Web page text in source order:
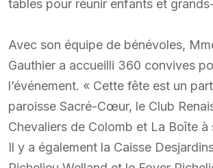
tables pour réunir enfants et
Avec son équipe de bénévoles,
Gauthier a accueilli 360 convives
l’événement. « Cette fête est un
paroisse Sacré-Cœur, le Club
Chevaliers de Colomb et La Boîte à
Il y a également la Caisse